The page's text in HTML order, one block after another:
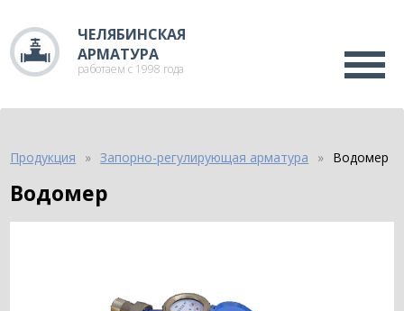
ЧЕЛЯБИНСКАЯ
АРМАТУРА
работаем с 1998 года
Продукция Запорно-регулирующая арматура Водомер
Водомер